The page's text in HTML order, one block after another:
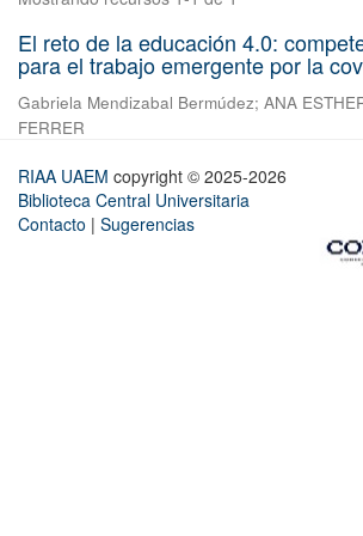
El reto de la educación 4.0:
para el trabajo emergente por la
Gabriela Mendizabal Bermúdez; ANA
FERRER
RIAA UAEM copyright © 2025-2026
Biblioteca Central Universitaria
Contacto | Sugerencias